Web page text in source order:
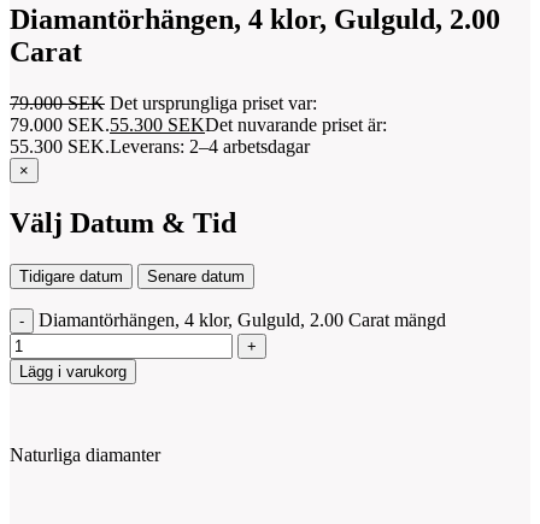
Diamantörhängen, 4 klor, Gulguld, 2.00
Carat
79.000SEK Det ursprungliga priset var:
79.000 SEK.55.300 SEKDet nuvarande priset är:
55.300 SEK.Leverans: 2–4 arbetsdagar
×
Välj Datum & Tid
Tidigare datum Senare datum
Diamantörhängen, 4 klor, Gulguld, 2.00 Carat mängd
Lägg i varukorg
Naturliga diamanter